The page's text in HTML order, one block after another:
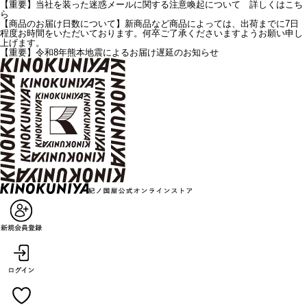
【重要】当社を装った迷惑メールに関する注意喚起について 詳しくはこち
ら
【商品のお届け日数について】新商品など商品によっては、出荷までに7日
程度お時間をいただいております。何卒ご了承くださいますようお願い申し
上げます。
【重要】令和8年熊本地震によるお届け遅延のお知らせ